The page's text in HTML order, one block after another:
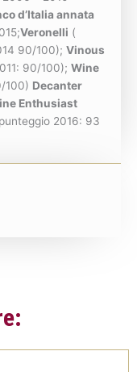
d’Italia annata
Veronelli (
90/100); Vinous
90/100); Wine
100) Decanter
Enthusiast
2016: 93